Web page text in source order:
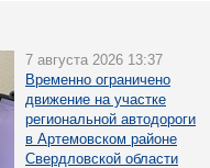
7 августа 2026 13:37
Временно ограничено
движение на участке
региональной автодороги
в Артемовском районе
Свердловской области